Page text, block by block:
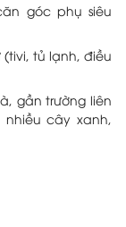
góc phụ siêu
tủ lạnh, điều
gần trường liên
cây xanh,